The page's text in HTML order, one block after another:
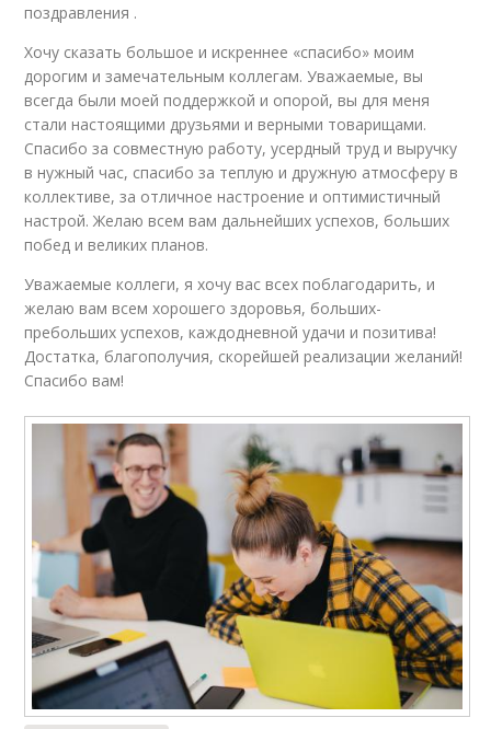
поздравления .
Хочу сказать большое и искреннее «спасибо» моим
дорогим и замечательным коллегам. Уважаемые, вы
всегда были моей поддержкой и опорой, вы для меня
стали настоящими друзьями и верными товарищами.
Спасибо за совместную работу, усердный труд и выручку
в нужный час, спасибо за теплую и дружную атмосферу в
коллективе, за отличное настроение и оптимистичный
настрой. Желаю всем вам дальнейших успехов, больших
побед и великих планов.
Уважаемые коллеги, я хочу вас всех поблагодарить, и
желаю вам всем хорошего здоровья, больших-
пребольших успехов, каждодневной удачи и позитива!
Достатка, благополучия, скорейшей реализации желаний!
Спасибо вам!